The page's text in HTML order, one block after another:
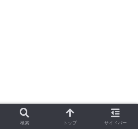
検索 トップ サイドバー